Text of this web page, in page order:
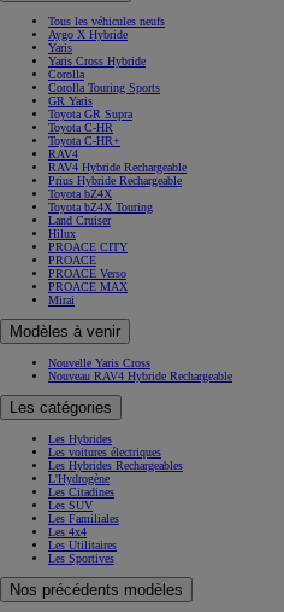
Tous les véhicules neufs
Aygo X Hybride
Yaris
Yaris Cross Hybride
Corolla
Corolla Touring Sports
GR Yaris
Toyota GR Supra
Toyota C-HR
Toyota C-HR+
RAV4
RAV4 Hybride Rechargeable
Prius Hybride Rechargeable
Toyota bZ4X
Toyota bZ4X Touring
Land Cruiser
Hilux
PROACE CITY
PROACE
PROACE Verso
PROACE MAX
Mirai
Modèles à venir
Nouvelle Yaris Cross
Nouveau RAV4 Hybride Rechargeable
Les catégories
Les Hybrides
Les voitures électriques
Les Hybrides Rechargeables
L'Hydrogène
Les Citadines
Les SUV
Les Familiales
Les 4x4
Les Utilitaires
Les Sportives
Nos précédents modèles